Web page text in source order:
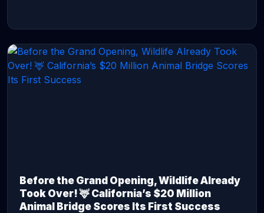
Before the Grand Opening, Wildlife Already
Took Over! 🦌 California’s $20 Million
Animal Bridge Scores Its First Success